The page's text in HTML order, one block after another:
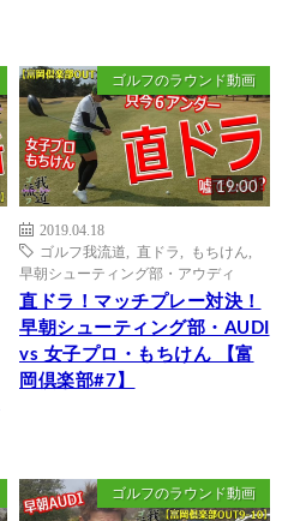
ゴルフのラウンド動画
19:00
2019.04.18
ゴルフ我流道
直ドラ もちけん
早朝シューティング部・アウディ
直ドラ！マッチプレー対決！
早朝シューティング部・AUDI
vs 女子プロ・もちけん 【富
岡倶楽部#7】
ゴルフのラウンド動画